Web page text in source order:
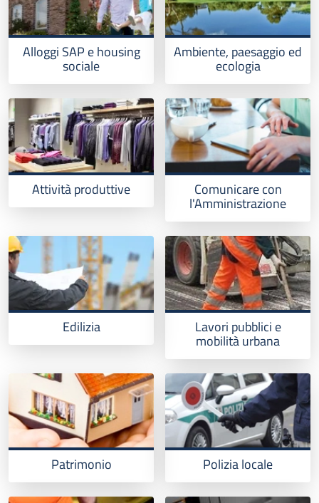
Alloggi SAP e housing
sociale
Ambiente, paesaggio ed
ecologia
Attività produttive Comunicare con
l'Amministrazione
Edilizia Lavori pubblici e
mobilità urbana
Patrimonio Polizia locale